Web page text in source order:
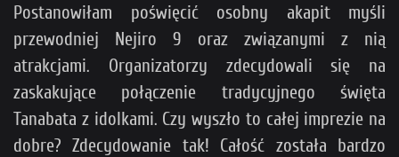
Postanowiłam poświęcić osobny akapit myśli
przewodniej Nejiro 9 oraz związanymi z nią
atrakcjami. Organizatorzy zdecydowali się na
zaskakujące połączenie tradycyjnego święta
Tanabata z idolkami. Czy wyszło to całej imprezie na
dobre? Zdecydowanie tak! Całość została bardzo